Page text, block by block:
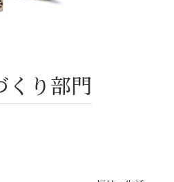
くり部門